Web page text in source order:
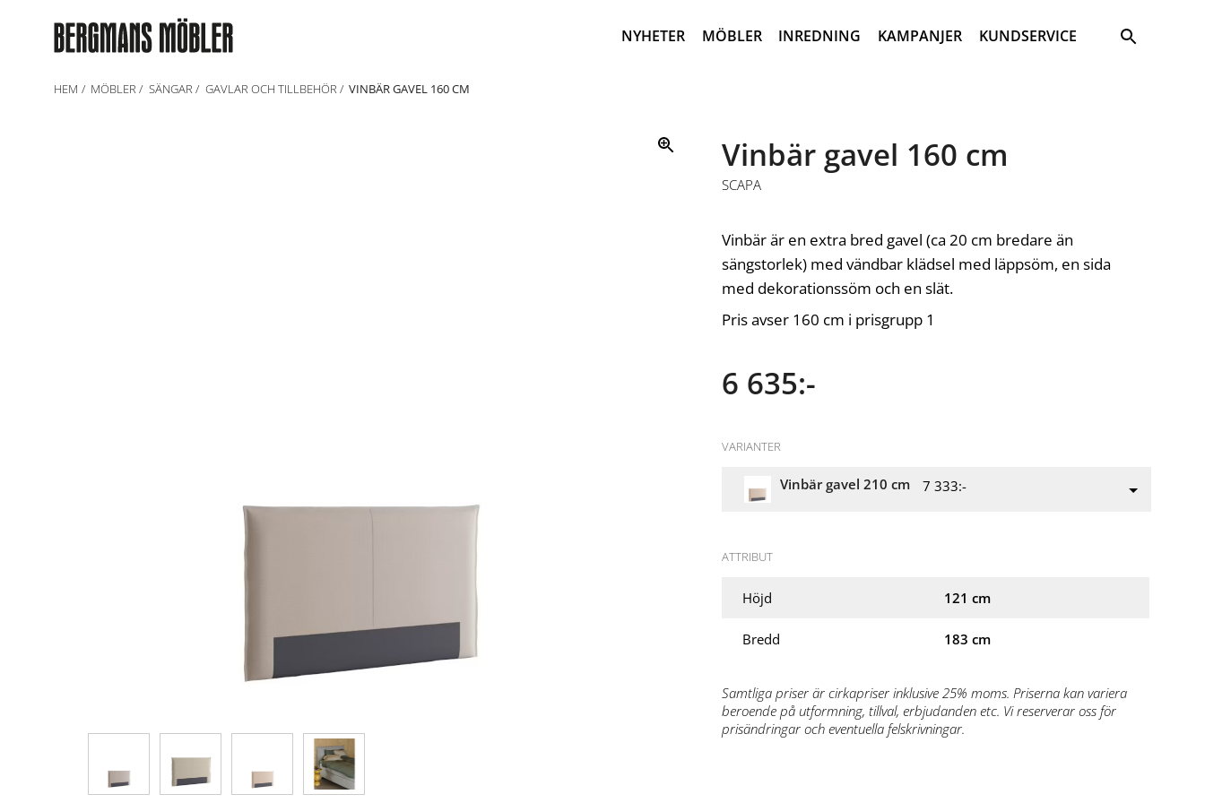
NYHETER MÖBLER INREDNING KAMPANJER KUNDSERVICE Sök
HEM MÖBLER SÄNGAR GAVLAR OCH TILLBEHÖR VINBÄR GAVEL 160 CM
Vinbär gavel 160 cm
SCAPA
Vinbär är en extra bred gavel (ca 20 cm bredare än
sängstorlek) med vändbar klädsel med läppsöm, en sida
med dekorationssöm och en slät.
Pris avser 160 cm i prisgrupp 1
6 635:-
VARIANTER
Vinbär gavel 210 cm 7 333:-
ATTRIBUT
Höjd 121 cm
Bredd 183 cm
Samtliga priser är cirkapriser inklusive 25% moms. Priserna kan variera
beroende på utformning, tillval, erbjudanden etc. Vi reserverar oss för
prisändringar och eventuella felskrivningar.